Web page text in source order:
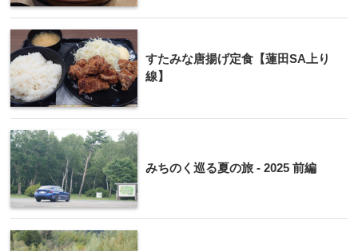
すたみな唐揚げ定食【蓮田SA上り
線】
みちのく巡る夏の旅 - 2025 前編